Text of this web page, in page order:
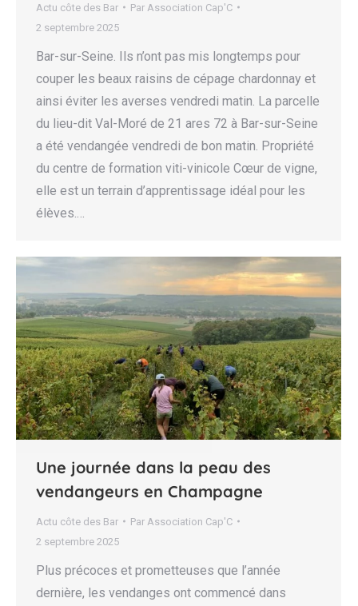
Actu côte des Bar Par Association Cap'C
2 septembre 2025
Bar-sur-Seine. Ils n’ont pas mis longtemps pour
couper les beaux raisins de cépage chardonnay et
ainsi éviter les averses vendredi matin. La parcelle
du lieu-dit Val-Moré de 21 ares 72 à Bar-sur-Seine
a été vendangée vendredi de bon matin. Propriété
du centre de formation viti-vinicole Cœur de vigne,
elle est un terrain d’apprentissage idéal pour les
élèves.…
Une journée dans la peau des
vendangeurs en Champagne
Actu côte des Bar Par Association Cap'C
2 septembre 2025
Plus précoces et prometteuses que l’année
dernière, les vendanges ont commencé dans